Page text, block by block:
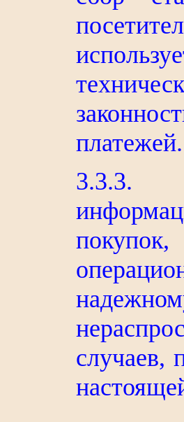
платежей.
3.3.3.
случаев,